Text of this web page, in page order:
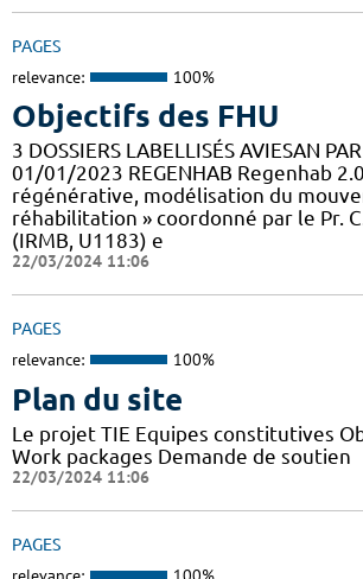
PAGES
relevance: 100%
Objectifs des FHU
3 DOSSIERS LABELLISÉS AVIESAN
01/01/2023 REGENHAB Regenhab
régénérative, modélisation du
réhabilitation » coordonné par le Pr. C.
(IRMB, U1183) e
22/03/2024 11:06
PAGES
relevance: 100%
Plan du site
Le projet TIE Equipes constitutives
Work packages Demande de soutien
22/03/2024 11:06
PAGES